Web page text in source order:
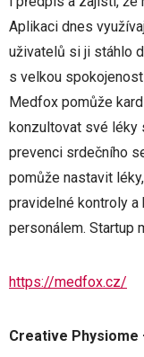
Aplikaci dnes
uživatelů si ji stáhlo
s velkou
Medfox pomůže
konzultovat své léky
prevenci srdečního
pomůže nastavit
pravidelné kontroly
personálem. Startup
https://medfox.cz/
Creative Physiome